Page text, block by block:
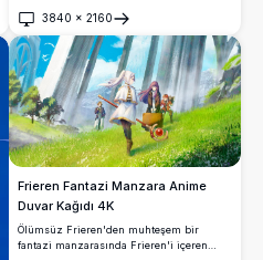
3840 × 2160
Aç
Frieren Fantazi Manzara Anime
Duvar Kağıdı 4K
Ölümsüz Frieren'den muhteşem bir
fantazi manzarasında Frieren'i içeren